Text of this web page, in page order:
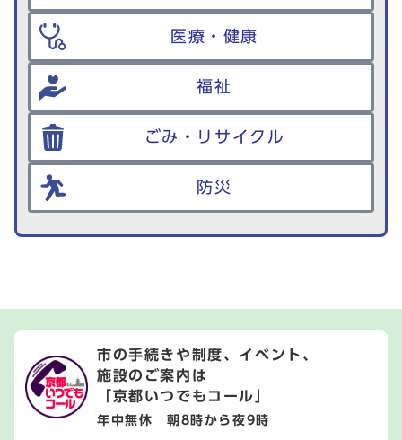
医療・健康
福祉
ごみ・リサイクル
防災
市の手続きや制度、イベント、
施設のご案内は
「京都いつでもコール」
年中無休 朝8時から夜9時